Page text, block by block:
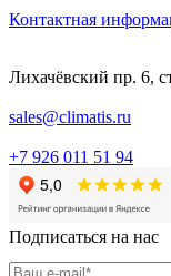
Контактная
Лихачёвский пр. 6,
sales@climatis.ru
+7 926 011 51 94
Подписаться на нас